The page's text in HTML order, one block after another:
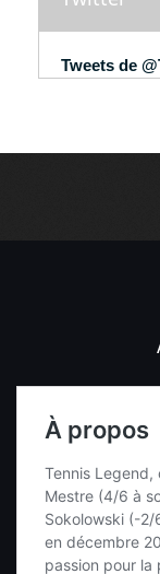
Tweets de